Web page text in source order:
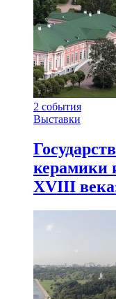
2 события
Выставки
керамики
XVIII